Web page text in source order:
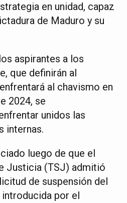
en unidad, capaz
de Maduro y su
aspirantes a los
que definirán al
al chavismo en
2024, se
unidos las
internas.
luego de que el
Justicia (TSJ) admitió
de suspensión del
por el